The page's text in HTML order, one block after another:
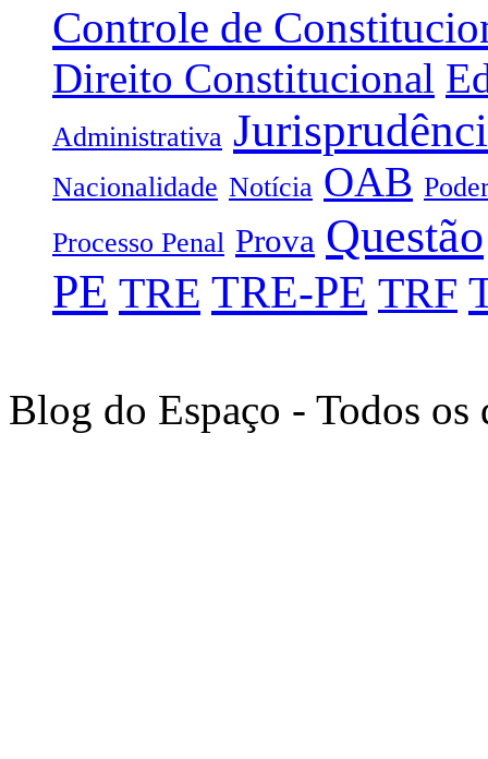
Controle de
Direito Constitucional
Administrativa
Nacionalidade Notícia OAB
Processo Penal Prova Questão
PE TRE TRE-PE TRF
Blog do Espaço - Todos